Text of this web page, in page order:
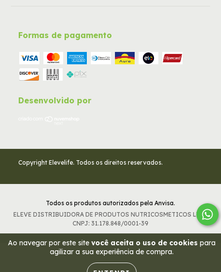
Ao navegar por este site você aceita o uso de cookies para
agilizar a sua experiência de compra.
Formas de pagamento
Desenvolvido por
Copyright Elevelife. Todos os direitos reservados.
Todos os produtos autorizados pela Anvisa.
ELEVE DISTRIBUIDORA DE PRODUTOS NUTRICOSMETICOS LTDA
CNPJ: 31.178.848/0001-39